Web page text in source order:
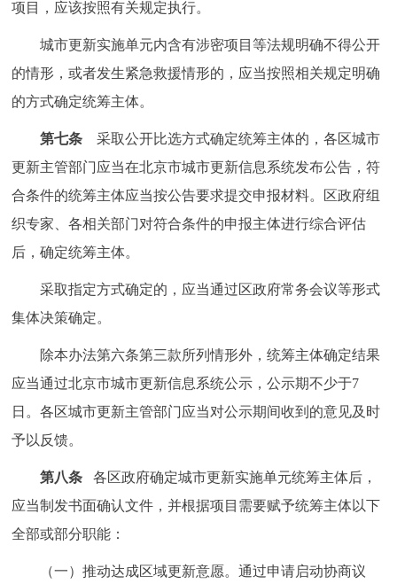
项目，应该按照有关规定执行。
城市更新实施单元内含有涉密项目等法规明确不得公开
的情形，或者发生紧急救援情形的，应当按照相关规定明确
的方式确定统筹主体。
第七条
采取公开比选方式确定统筹主体的，各区城市
更新主管部门应当在北京市城市更新信息系统发布公告，符
合条件的统筹主体应当按公告要求提交申报材料。区政府组
织专家、各相关部门对符合条件的申报主体进行综合评估
后，确定统筹主体。
采取指定方式确定的，应当通过区政府常务会议等形式
集体决策确定。
除本办法第六条第三款所列情形外，统筹主体确定结果
应当通过北京市城市更新信息系统公示，公示期不少于7
日。各区城市更新主管部门应当对公示期间收到的意见及时
予以反馈。
第八条各区政府确定城市更新实施单元统筹主体后，
应当制发书面确认文件，并根据项目需要赋予统筹主体以下
全部或部分职能：
（一）推动达成区域更新意愿。通过申请启动协商议